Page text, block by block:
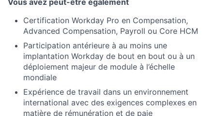
Certification Workday Pro en Compensation,
Advanced Compensation, Payroll ou Core HCM
Participation antérieure à au moins une
implantation Workday de bout en bout ou à un
déploiement majeur de module à l’échelle
mondiale
Expérience de travail dans un environnement
international avec des exigences complexes en
matière de rémunération et de paie